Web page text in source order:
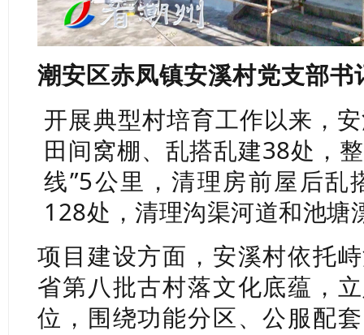
潮安区赤凤镇安溪村党支部
开展典型村培育工作以来，
田间窝棚、乱搭乱建38处，
线”5公里，清理房前屋后乱
128处，清理沟渠河道和池塘
项目建设方面，安溪村依托
省第八批古村落文化底蕴，
位，围绕功能分区、公服配